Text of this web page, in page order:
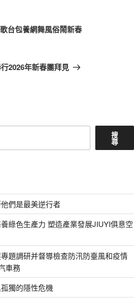
台包養網舞風俗鬧新春
2026年新春團拜見
搜
尋
們是最美逆行者
綠色生產力 塑造產業發展JIUYI俱意空
題調研并督導檢查防汛防臺風和疫情
車務
獨的隱性危機